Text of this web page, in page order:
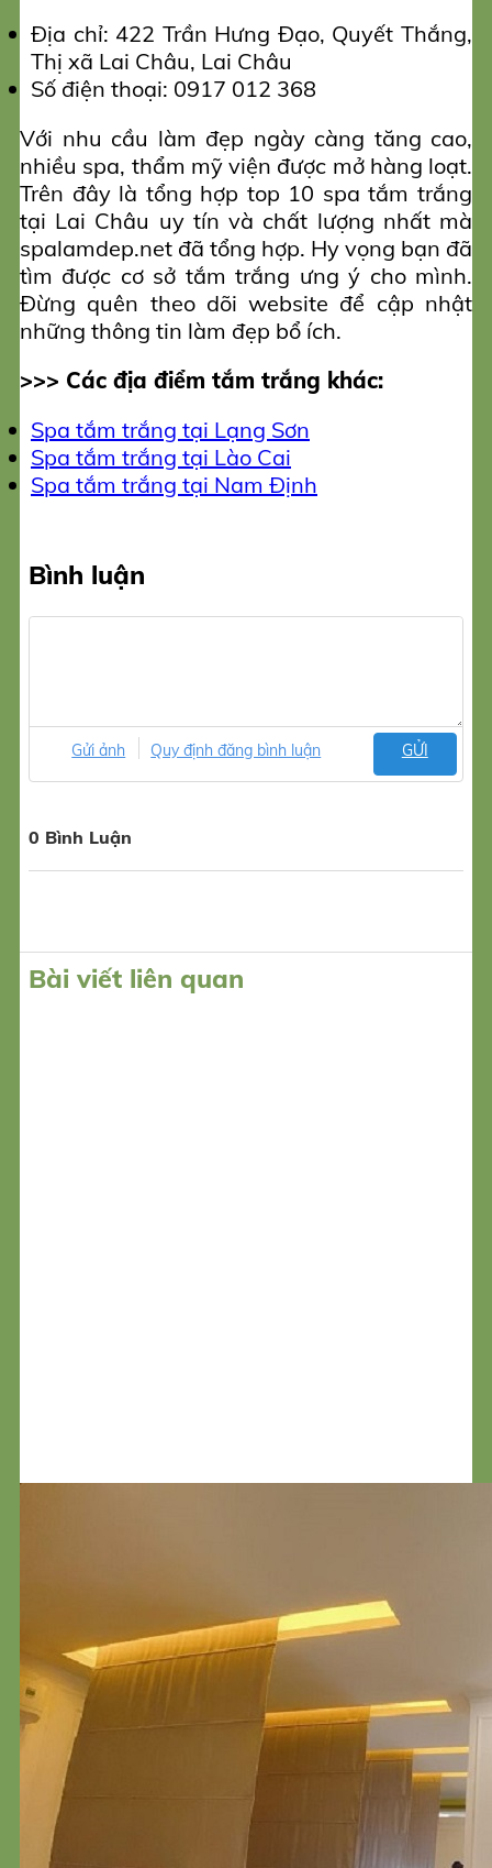
Địa chỉ: 422 Trần Hưng Đạo, Quyết Thắng,
Thị xã Lai Châu, Lai Châu
Số điện thoại: 0917 012 368
Với nhu cầu làm đẹp ngày càng tăng cao,
nhiều spa, thẩm mỹ viện được mở hàng loạt.
Trên đây là tổng hợp top 10 spa tắm trắng
tại Lai Châu uy tín và chất lượng nhất mà
spalamdep.net đã tổng hợp. Hy vọng bạn đã
tìm được cơ sở tắm trắng ưng ý cho mình.
Đừng quên theo dõi website để cập nhật
những thông tin làm đẹp bổ ích.
>>> Các địa điểm tắm trắng khác:
Spa tắm trắng tại Lạng Sơn
Spa tắm trắng tại Lào Cai
Spa tắm trắng tại Nam Định
Bình luận
Gửi ảnh Quy định đăng bình luận GỬI
0 Bình Luận
Bài viết liên quan